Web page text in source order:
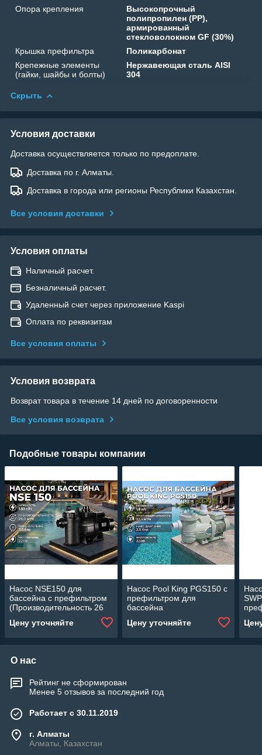
Опора крепления
Высокопрочный
полипропилен (PP),
армированный
стекловолокном GF (30%)
Крышка префильтра
Поликарбонат
Крепежные элементы
(гайки, шайбы и болты)
Нержавеющая сталь AISI
304
Скрыть
Условия доставки
Доставка осуществляется только по предоплате.
Доставка по г. Алматы.
Доставка в города или регионы Республики Казахстан.
Все условия доставки
Условия оплаты
Наличный расчет.
Безналичный расчет.
Удаленный счет через приложение Kaspi
Оплата по реквизитам
Все условия оплаты
Условия возврата
Возврат товара в течение 14 дней по договоренности
Все условия возврата
Подобные товары компании
Насос NSE150 для
бассейна c префильтром
(Производительность 26
Цену уточняйте
Насос Pool King PGS150 c
префильтром для
бассейна
(Производительность 22,5
м3/ч, мощность: 1,5 л/с,
Цену уточняйте
О нас
Рейтинг не сформирован
Менее 5 отзывов за последний год
Работает с 30.11.2019
г. Алматы
Алматы, Казахстан